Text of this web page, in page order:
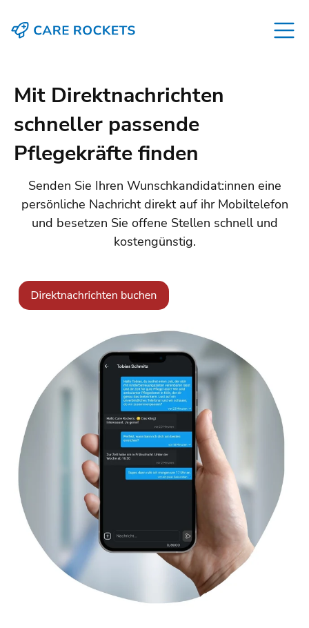
Mit Direktnachrichten
schneller passende
Pflegekräfte finden
Senden Sie Ihren Wunschkandidat:innen eine
persönliche Nachricht direkt auf ihr Mobiltelefon
und besetzen Sie offene Stellen schnell und
kostengünstig.